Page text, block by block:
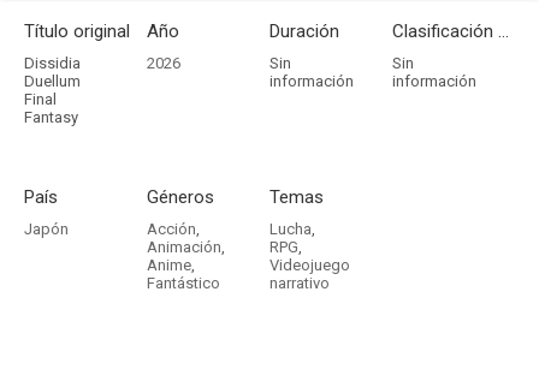
Título original
Dissidia
Duellum
Final
Fantasy
Año
2026
Duración
Sin
información
Clasificación por edades
Sin
información
País
Japón
Géneros
Acción,
Animación,
Anime,
Fantástico
Temas
Lucha,
RPG,
Videojuego
narrativo